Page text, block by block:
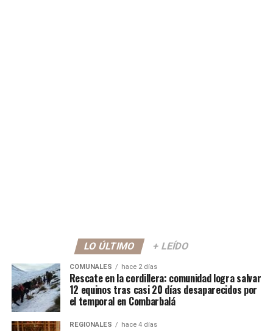
LO ÚLTIMO + LEÍDO
COMUNALES hace 2 días
Rescate en la cordillera: comunidad logra salvar
12 equinos tras casi 20 días desaparecidos por
el temporal en Combarbalá
REGIONALES hace 4 días